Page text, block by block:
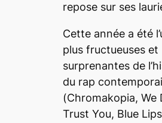
repose sur ses
Cette année a été
plus fructueuses et
surprenantes de
du rap
(Chromakopia, We
Trust You, Blue Lips